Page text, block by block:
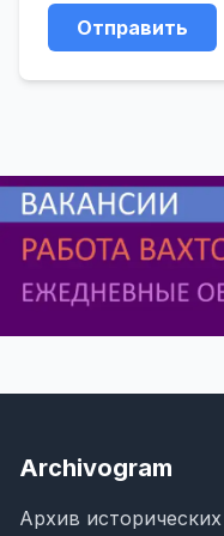
Отправить
Archivogram
Архив